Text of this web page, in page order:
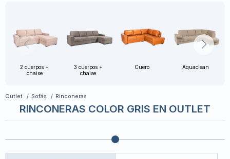
2 cuerpos +
chaise
3 cuerpos +
chaise
Cuero Aquaclean
Outlet Sofás Rinconeras
RINCONERAS COLOR GRIS EN OUTLET